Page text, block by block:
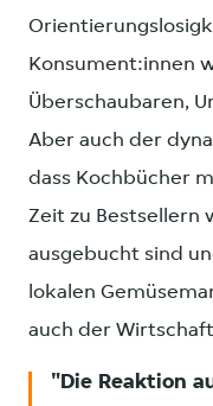
Konsument:innen
Überschaubaren,
Aber auch der
dass Kochbücher
Zeit zu Bestsellern
ausgebucht sind
lokalen
auch der
Die Reaktion